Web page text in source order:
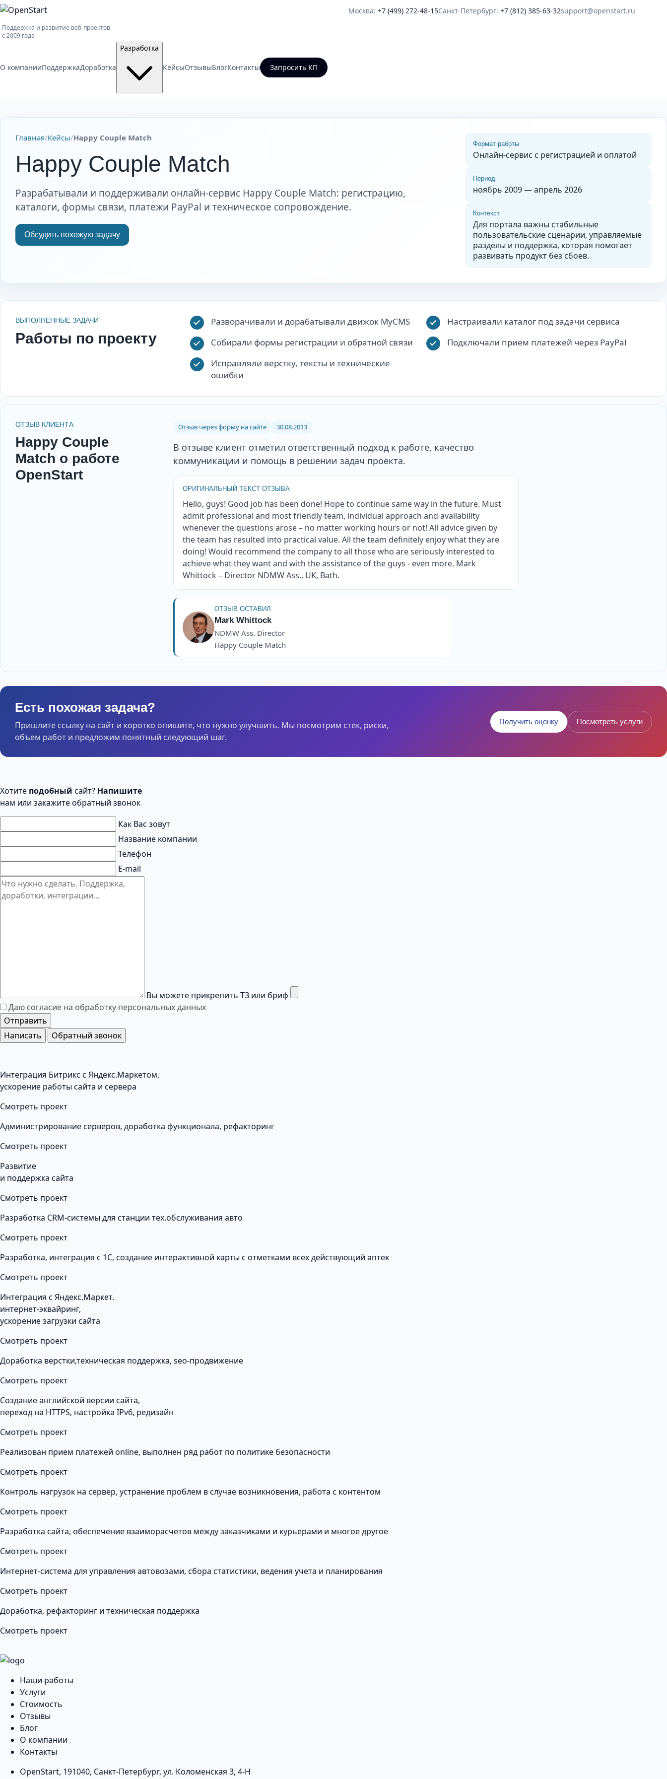
Поддержка и развитие веб-проектов
с 2009 года
Москва: +7 (499) 272-48-15Санкт-Петербург: +7 (812) 385-63-32support@openstart.ru
О компанииПоддержкаДоработка
Разработка
КейсыОтзывыБлогКонтакты Запросить КП
Главная/Кейсы/Happy Couple Match
Happy Couple Match
Разрабатывали и поддерживали онлайн-сервис Happy Couple Match: регистрацию,
каталоги, формы связи, платежи PayPal и техническое сопровождение.
Обсудить похожую задачу
Формат работы
Онлайн-сервис с регистрацией и оплатой
Период
ноябрь 2009 — апрель 2026
Контекст
Для портала важны стабильные
пользовательские сценарии, управляемые
разделы и поддержка, которая помогает
развивать продукт без сбоев.
ВЫПОЛНЕННЫЕ ЗАДАЧИ
Работы по проекту
Разворачивали и дорабатывали движок MyCMS
Настраивали каталог под задачи сервиса
Собирали формы регистрации и обратной связи
Подключали прием платежей через PayPal
Исправляли верстку, тексты и технические
ошибки
ОТЗЫВ КЛИЕНТА
Happy Couple
Match о работе
OpenStart
Отзыв через форму на сайте 30.08.2013
В отзыве клиент отметил ответственный подход к работе, качество
коммуникации и помощь в решении задач проекта.
ОРИГИНАЛЬНЫЙ ТЕКСТ ОТЗЫВА
Hello, guys! Good job has been done! Hope to continue same way in the future. Must
admit professional and most friendly team, individual approach and availability
whenever the questions arose – no matter working hours or not! All advice given by
the team has resulted into practical value. All the team definitely enjoy what they are
doing! Would recommend the company to all those who are seriously interested to
achieve what they want and with the assistance of the guys - even more. Mark
Whittock – Director NDMW Ass., UK, Bath.
ОТЗЫВ ОСТАВИЛ
Mark Whittock
NDMW Ass. Director
Happy Couple Match
Есть похожая задача?
Пришлите ссылку на сайт и коротко опишите, что нужно улучшить. Мы посмотрим стек, риски,
объем работ и предложим понятный следующий шаг.
Получить оценку Посмотреть услуги
Хотите подобный сайт? Напишите
нам или закажите обратный звонок
Как Вас зовут
Название компании
Телефон
E-mail
Вы можете прикрепить ТЗ или бриф
Даю согласие на обработку персональных данных
Отправить
Написать
Обратный звонок
Интеграция Битрикс с Яндекс.Маркетом,
ускорение работы сайта и сервера
Смотреть проект
Администрирование серверов, доработка функционала, рефакторинг
Смотреть проект
Развитие
и поддержка сайта
Смотреть проект
Разработка CRM-системы для станции тех.обслуживания авто
Смотреть проект
Разработка, интеграция с 1С, создание интерактивной карты с отметками всех действующий аптек
Смотреть проект
Интеграция с Яндекс.Маркет.
интернет-эквайринг,
ускорение загрузки сайта
Смотреть проект
Доработка верстки,техническая поддержка, seo-продвижение
Смотреть проект
Создание английской версии сайта,
переход на HTTPS, настройка IPv6, редизайн
Смотреть проект
Реализован прием платежей online, выполнен ряд работ по политике безопасности
Смотреть проект
Контроль нагрузок на сервер, устранение проблем в случае возникновения, работа с контентом
Смотреть проект
Разработка сайта, обеспечение взаиморасчетов между заказчиками и курьерами и многое другое
Смотреть проект
Интернет-система для управления автовозами, сбора статистики, ведения учета и планирования
Смотреть проект
Доработка, рефакторинг и техническая поддержка
Смотреть проект
Наши работы
Услуги
Стоимость
Отзывы
Блог
О компании
Контакты
OpenStart, 191040, Санкт-Петербург, ул. Коломенская 3, 4-Н